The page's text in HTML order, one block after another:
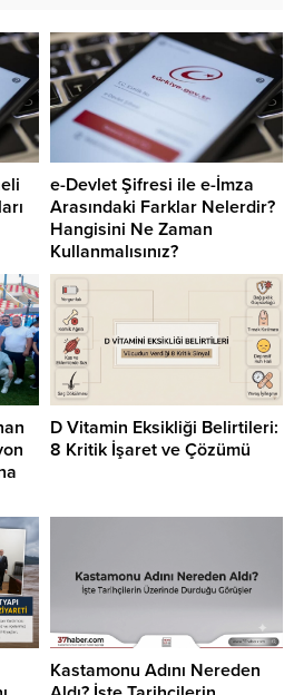
e-Devlet Şifresi ile e-İmza
Arasındaki Farklar Nelerdir?
Hangisini Ne Zaman
Kullanmalısınız?
D Vitamin Eksikliği Belirtileri:
8 Kritik İşaret ve Çözümü
Kastamonu Adını Nereden